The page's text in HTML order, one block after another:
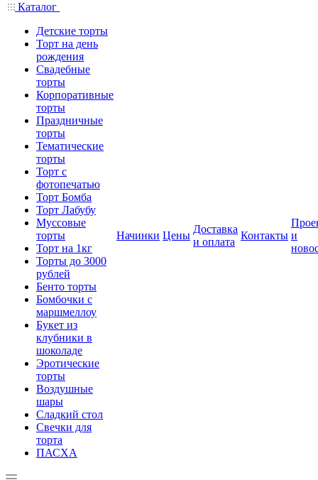
Каталог
Детские торты
Торт на день
рождения
Свадебные
торты
Корпоративные
торты
Праздничные
торты
Тематические
торты
Торт с
фотопечатью
Торт Бомба
Торт Лабубу
Муссовые
торты
Торт на 1кг
Торты до 3000
рублей
Бенто торты
Бомбочки с
маршмеллоу
Букет из
клубники в
шоколаде
Эротические
торты
Воздушные
шары
Сладкий стол
Свечки для
торта
ПАСХА
Начинки Цены
Доставка
и оплата
Контакты и